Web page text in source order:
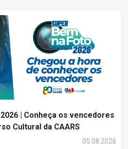
| Conheça os vencedores
Cultural da CAARS
05.08.2026